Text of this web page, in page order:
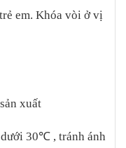
em. Khóa vòi ở vị
xuất
30℃ , tránh ánh